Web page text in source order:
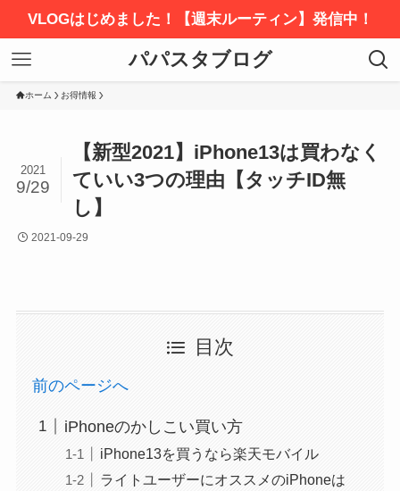
VLOGはじめました！【週末ルーティン】発信中！
パパスタブログ
ホーム お得情報
【新型2021】iPhone13は買わなく
ていい3つの理由【タッチID無
し】
2021
9/29
2021-09-29
目次
前のページへ
iPhoneのかしこい買い方
iPhone13を買うなら楽天モバイル
ライトユーザーにオススメのiPhoneは